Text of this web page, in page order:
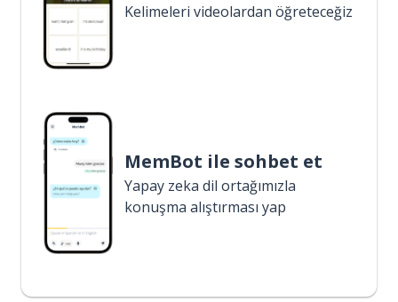
Kelimeleri videolardan öğreteceğiz
MemBot ile sohbet et
Yapay zeka dil ortağımızla
konuşma alıştırması yap